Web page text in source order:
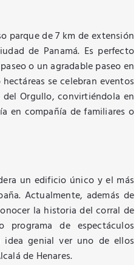
parque de 7 km de extensión
de Panamá. Es perfecto
o un agradable paseo en
se celebran eventos
Orgullo, convirtiéndola en
en compañía de familiares o
un edificio único y el más
Actualmente, además de
la historia del corral de
programa de espectáculos
genial ver uno de ellos
de Henares.